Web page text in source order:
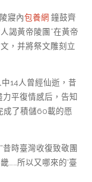
寢內包養網 鐘鼓齊
謁黃帝陵團”在黃帝
，并將祭文雕刻立
14人曾經仙逝，昔
平復情感后，告知
成了積儲60載的愿
昔時臺灣收復致敬團
……所以又哪來的‘臺